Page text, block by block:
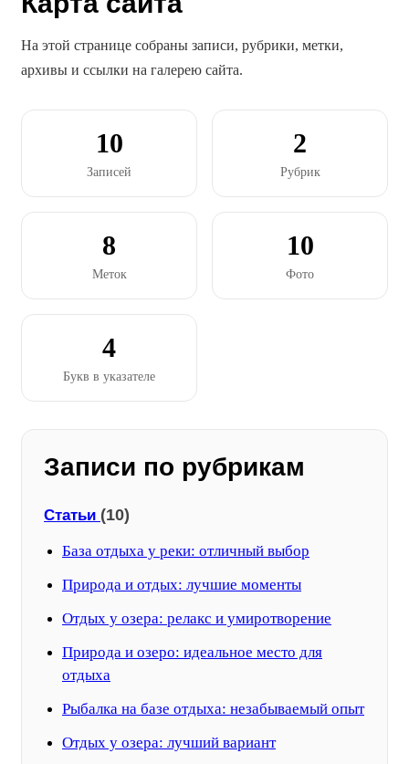
На этой странице собраны записи, рубрики, метки,
архивы и ссылки на галерею сайта.
10
Записей
2
Рубрик
8
Меток
10
Фото
4
Букв в указателе
Записи по рубрикам
Статьи (10)
База отдыха у реки: отличный выбор
Природа и отдых: лучшие моменты
Отдых у озера: релакс и умиротворение
Природа и озеро: идеальное место для
отдыха
Рыбалка на базе отдыха: незабываемый опыт
Отдых у озера: лучший вариант